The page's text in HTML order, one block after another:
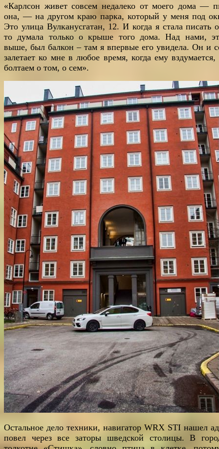
«Карлсон живет совсем недалеко от моего дома —
она, — на другом краю парка, который у меня под
Это улица Вулканусгатан, 12. И когда я стала писать
то думала только о крыше того дома. Над нами,
выше, был балкон – там я впервые его увидела. Он и
залетает ко мне в любое время, когда ему
болтаем о том, о сем».
Остальное дело техники, навигатор WRX STI нашел
повел через все заторы шведской столицы. В